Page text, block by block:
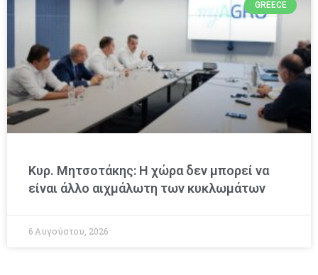
GREECE
Κυρ. Μητσοτάκης: Η χώρα δεν μπορεί να
είναι άλλο αιχμάλωτη των κυκλωμάτων
6 Αυγούστου, 2026